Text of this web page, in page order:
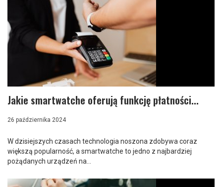
Jakie smartwatche oferują funkcję płatności...
26 października 2024
W dzisiejszych czasach technologia noszona zdobywa coraz
większą popularność, a smartwatche to jedno z najbardziej
pożądanych urządzeń na...